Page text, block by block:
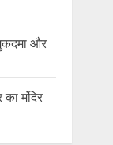
और
का मंदिर